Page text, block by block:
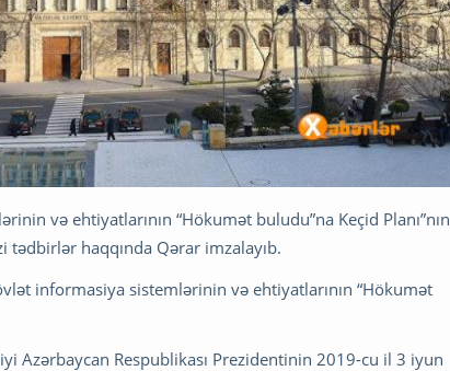
və ehtiyatlarının “Hökumət buludu”na Keçid Planı”nın
tədbirlər haqqında Qərar imzalayıb.
informasiya sistemlərinin və ehtiyatlarının “Hökumət
Azərbaycan Respublikası Prezidentinin 2019-cu il 3 iyun